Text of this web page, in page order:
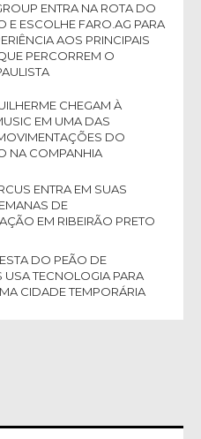
ENTRA NA ROTA DO
E ESCOLHE FARO.AG PARA
AOS PRINCIPAIS
PERCORREM O
CHEGAM À
EM UMA DAS
DO
NA COMPANHIA
ENTRA EM SUAS
DE
EM RIBEIRÃO PRETO
DO PEÃO DE
USA TECNOLOGIA PARA
CIDADE TEMPORÁRIA